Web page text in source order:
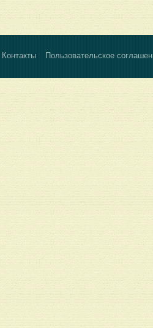
Контакты Пользовательское